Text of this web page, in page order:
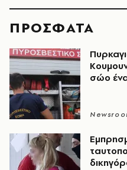
ΠΡΟΣΦΑΤΑ
σώο